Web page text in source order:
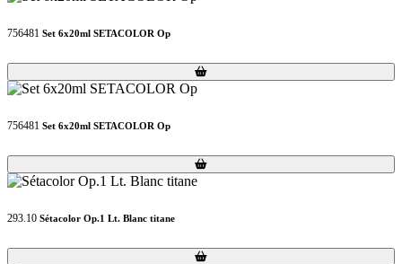
756481 Set 6x20ml SETACOLOR Op
Loading...
Loading...
756481 Set 6x20ml SETACOLOR Op
Loading...
Loading...
293.10 Sétacolor Op.1 Lt. Blanc titane
Loading...
Loading...